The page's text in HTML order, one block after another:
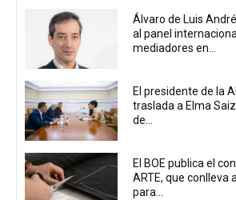
Álvaro de Luis
al panel
mediadores en...
El presidente de la
traslada a Elma
de...
El BOE publica el
ARTE, que conlleva
para...